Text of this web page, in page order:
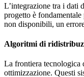
L’integrazione tra i dati
progetto è
non disponibili, un
Algoritmi di
La frontiera tecnologica
ottimizzazione. Questi